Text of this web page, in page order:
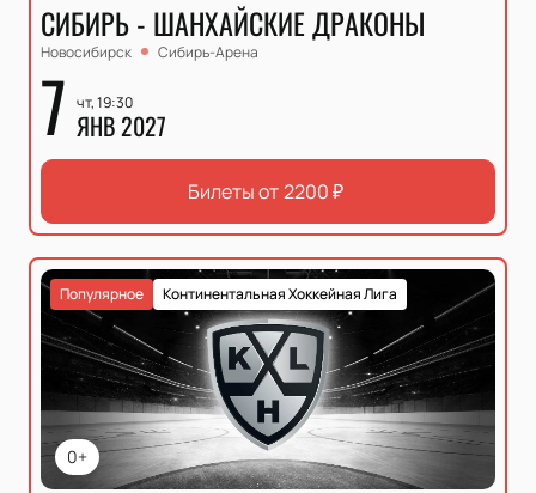
СИБИРЬ - ШАНХАЙСКИЕ ДРАКОНЫ
Новосибирск Сибирь-Арена
7 чт, 19:30
ЯНВ 2027
Билеты от2200₽
0+
Континентальная Хоккейная Лига
Популярное